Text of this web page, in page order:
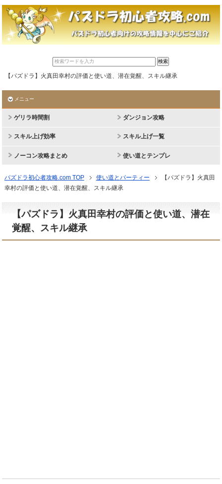
【パズドラ】火真田幸村の評価と使い道、潜在覚醒、スキル継承
メニュー
ゲリラ時間割 ダンジョン攻略
スキル上げ効率 スキル上げ一覧
ノーコン攻略まとめ 使い道とテンプレ
パズドラ初心者攻略.com TOP 使い道とパーティー
【パズドラ】火真田
幸村の評価と使い道、潜在覚醒、スキル継承
【パズドラ】火真田幸村の評価と使い道、潜在
覚醒、スキル継承